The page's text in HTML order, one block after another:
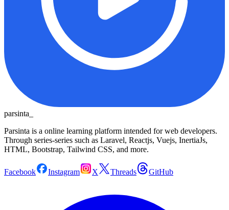
parsinta_
Parsinta is a online learning platform intended for web developers.
Through series-series such as Laravel, Reactjs, Vuejs, InertiaJs,
HTML, Bootstrap, Tailwind CSS, and more.
Facebook Instagram X Threads GitHub